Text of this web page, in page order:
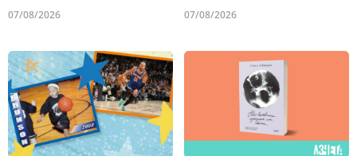
07/08/2026 07/08/2026